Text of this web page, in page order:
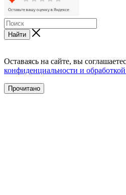
Найти
Оставаясь на сайте, вы
конфиденциальности и
Прочитано